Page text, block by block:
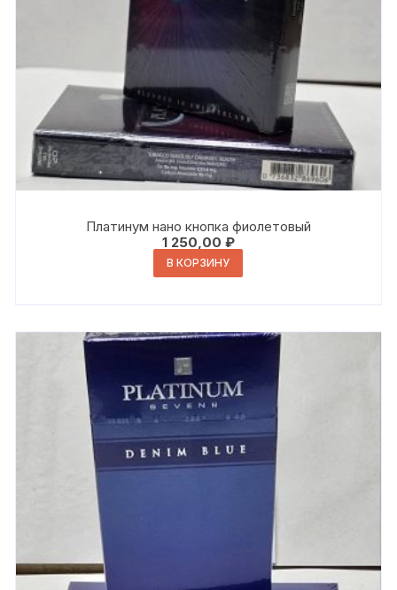
Платинум нано кнопка фиолетовый
1 250,00 ₽
В КОРЗИНУ